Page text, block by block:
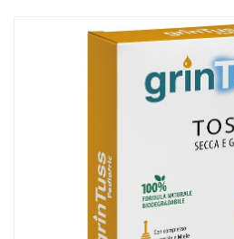
Aboca Societa'' Agricola Grintuss